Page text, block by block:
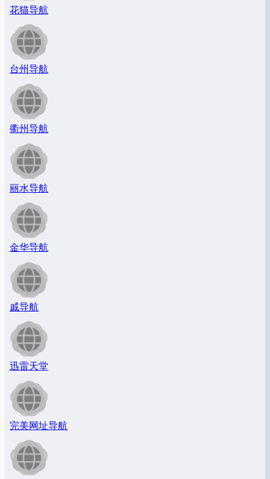
花猫导航
台州导航
衢州导航
丽水导航
金华导航
戚导航
迅雷天堂
完美网址导航